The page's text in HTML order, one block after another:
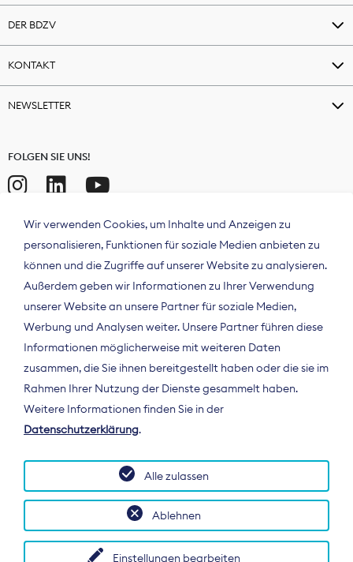
DER BDZV
KONTAKT
NEWSLETTER
FOLGEN SIE UNS!
Der Bundesverband Digitalpublisher und
Zeitungsverleger (BDZV) vertritt als
Spitzenorganisation die Interessen der
Deutschland und auf EU-Ebene.
Wir verwenden Cookies, um Inhalte und Anzeigen zu
personalisieren, Funktionen für soziale Medien anbieten zu
können und die Zugriffe auf unserer Website zu analysieren.
Außerdem geben wir Informationen zu Ihrer Verwendung
unserer Website an unsere Partner für soziale Medien,
Werbung und Analysen weiter. Unsere Partner führen diese
Informationen möglicherweise mit weiteren Daten
zusammen, die Sie ihnen bereitgestellt haben oder die sie im
Rahmen Ihrer Nutzung der Dienste gesammelt haben.
Weitere Informationen finden Sie in der
Datenschutzerklärung.
Einstellungen bearbeiten
Ablehnen
Alle zulassen